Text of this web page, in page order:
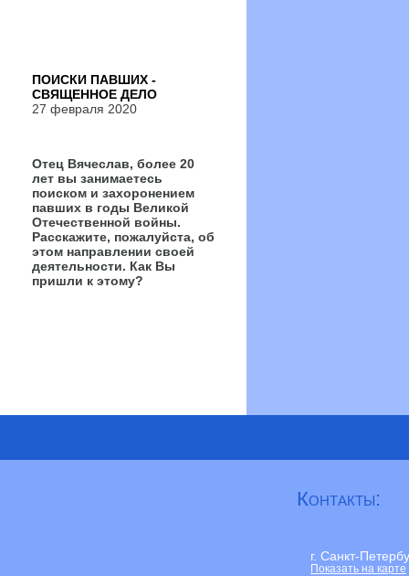
ПОИСКИ ПАВШИХ -
СВЯЩЕННОЕ ДЕЛО
27 февраля 2020
Отец Вячеслав, более 20
лет вы занимаетесь
поиском и захоронением
павших в годы Великой
Отечественной войны.
Расскажите, пожалуйста, об
этом направлении своей
деятельности. Как Вы
пришли к этому?
Контакты:
г. Санкт-
Показать на карте